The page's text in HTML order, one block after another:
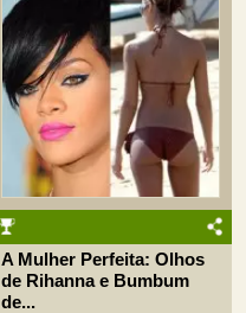
A Mulher Perfeita: Olhos
de Rihanna e Bumbum
de...